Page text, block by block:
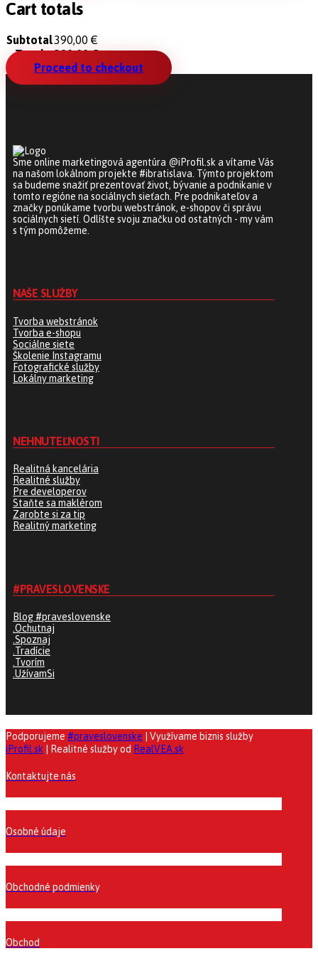
Cart totals
Subtotal390,00 €
Total
390,00€
Proceed to checkout
Sme online marketingová agentúra @iProfil.sk a vítame Vás
na našom lokálnom projekte #ibratislava. Týmto projektom
sa budeme snažiť prezentovať život, bývanie a podnikanie v
tomto regióne na sociálnych sieťach. Pre podnikateľov a
značky ponúkame tvorbu webstránok, e-shopov či správu
sociálnych sietí. Odlíšte svoju značku od ostatných - my vám
s tým pomôžeme.
NAŠE SLUŽBY
Tvorba webstránok
Tvorba e-shopu
Sociálne siete
Školenie Instagramu
Fotografické služby
Lokálny marketing
NEHNUTEĽNOSTI
Realitná kancelária
Realitné služby
Pre developerov
Staňte sa maklérom
Zarobte si za tip
Realitný marketing
#PRAVESLOVENSKE
Blog #praveslovenske
.Ochutnaj
.Spoznaj
.Tradície
.Tvorím
.UžívamSi
Podporujeme #praveslovenske | Využívame biznis služby
iProfil.sk | Realitné služby od RealVEA.sk
Kontaktujte nás
Osobné údaje
Obchodné podmienky
Obchod